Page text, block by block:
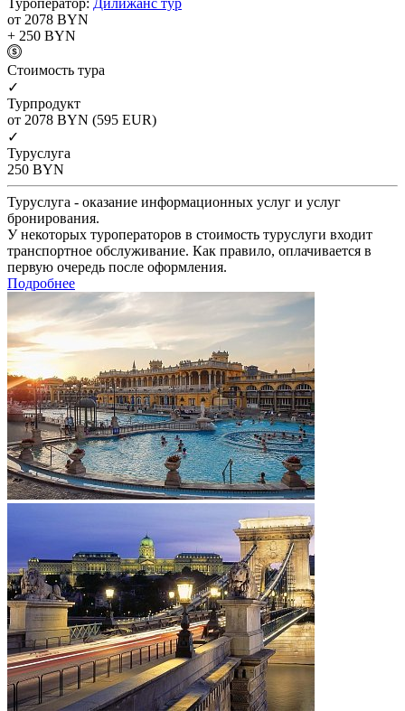
от 2078 BYN
+ 250 BYN
Cтоимость тура
✓
Турпродукт
от 2078 BYN (595 EUR)
✓
Туруслуга
250 BYN
Туруслуга - оказание информационных услуг и услуг
бронирования.
У некоторых туроператоров в стоимость туруслуги входит
транспортное обслуживание. Как правило, оплачивается в
первую очередь после оформления.
Подробнее